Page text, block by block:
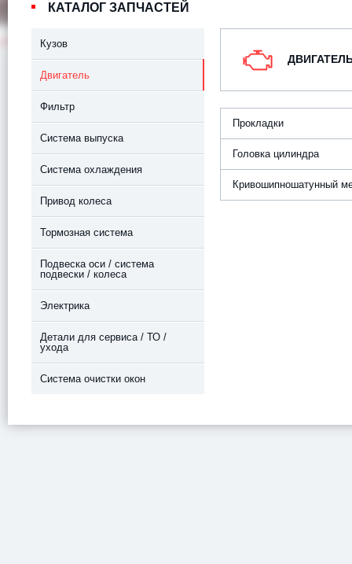
КАТАЛОГ ЗАПЧАСТЕЙ
Кузов
Двигатель
Фильтр
Система выпуска
Система охлаждения
Привод колеса
Тормозная система
Подвеска оси / система
подвески / колеса
Электрика
Детали для сервиса / ТО /
ухода
Система очистки окон
Прокладки
Головка цилиндра
Кривошипношатунный